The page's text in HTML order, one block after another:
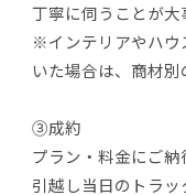
丁寧に伺うことが大
※インテリアやハウ
いた場合は、商材別
③成約
プラン・料金にご納
引越し当日のトラ